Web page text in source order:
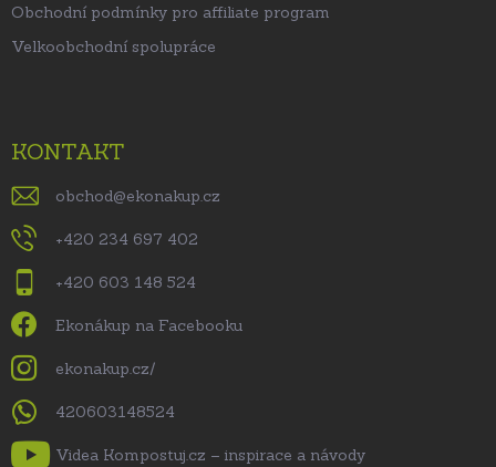
Obchodní podmínky pro affiliate program
Velkoobchodní spolupráce
KONTAKT
obchod@ekonakup.cz
+420 234 697 402
+420 603 148 524
Ekonákup na Facebooku
ekonakup.cz/
420603148524
Videa Kompostuj.cz – inspirace a návody